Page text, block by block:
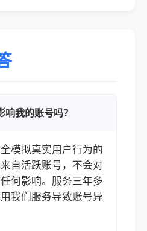
我的账号吗？
模拟真实用户行为的
自活跃账号，不会对
何影响。服务三年多
我们服务导致账号异